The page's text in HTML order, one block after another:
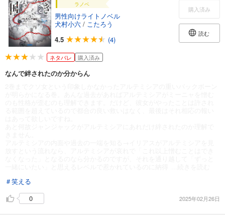
ラノベ
男性向けライトノベル
犬村小六 / こたろう
4.5
(4)
購入済み
読む
ネタバレ 購入済み
なんで絆されたのか分からん
＃笑える
0
2025年02月26日